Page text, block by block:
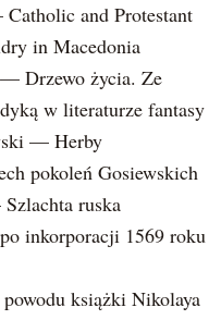
and Protestant
in Macedonia
Drzewo życia. Ze
w literaturze fantasy
— Herby
pokoleń Gosiewskich
ruska
inkorporacji 1569 roku
książki Nikolaya